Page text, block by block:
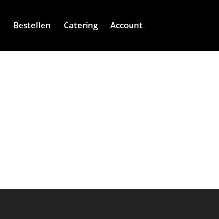
Bestellen Catering Account